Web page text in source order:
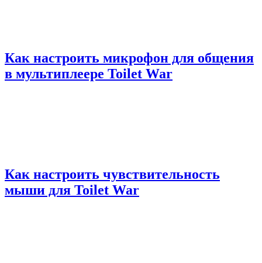
Как настроить микрофон для общения
в мультиплеере Toilet War
Как настроить чувствительность
мыши для Toilet War